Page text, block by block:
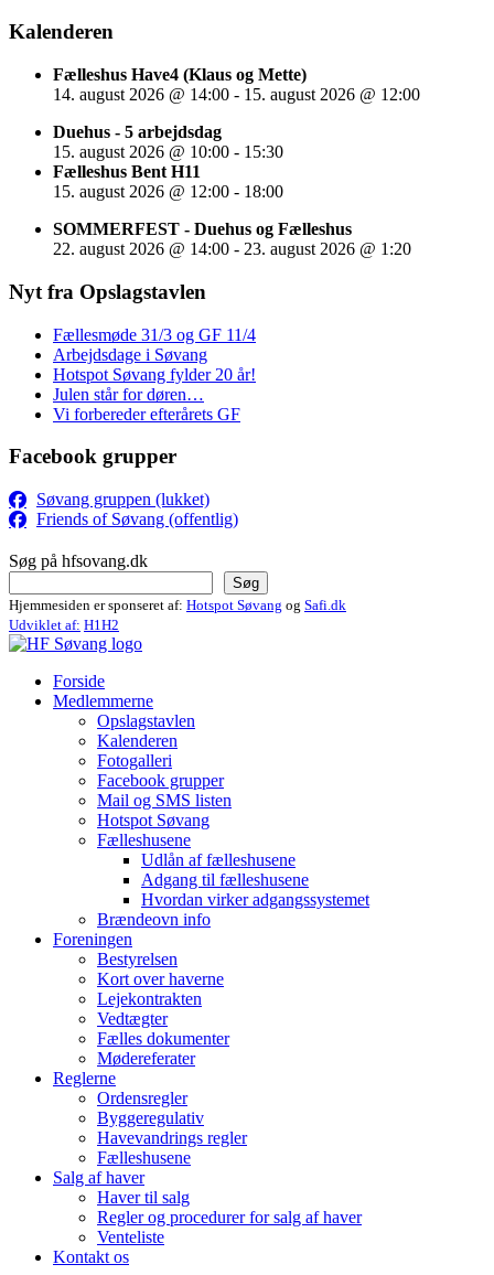
Kalenderen
Fælleshus Have4 (Klaus og Mette)
14. august 2026 @ 14:00 - 15. august 2026 @ 12:00
Duehus - 5 arbejdsdag
15. august 2026 @ 10:00 - 15:30
Fælleshus Bent H11
15. august 2026 @ 12:00 - 18:00
SOMMERFEST - Duehus og Fælleshus
22. august 2026 @ 14:00 - 23. august 2026 @ 1:20
Nyt fra Opslagstavlen
Fællesmøde 31/3 og GF 11/4
Arbejdsdage i Søvang
Hotspot Søvang fylder 20 år!
Julen står for døren…
Vi forbereder efterårets GF
Facebook grupper
Søvang gruppen (lukket)
Friends of Søvang (offentlig)
Søg på hfsovang.dk
Søg
Hjemmesiden er sponseret af: Hotspot Søvang og Safi.dk
Udviklet af: H1H2
Forside
Medlemmerne
Opslagstavlen
Kalenderen
Fotogalleri
Facebook grupper
Mail og SMS listen
Hotspot Søvang
Fælleshusene
Udlån af fælleshusene
Adgang til fælleshusene
Hvordan virker adgangssystemet
Brændeovn info
Foreningen
Bestyrelsen
Kort over haverne
Lejekontrakten
Vedtægter
Fælles dokumenter
Mødereferater
Reglerne
Ordensregler
Byggeregulativ
Havevandrings regler
Fælleshusene
Salg af haver
Haver til salg
Regler og procedurer for salg af haver
Venteliste
Kontakt os